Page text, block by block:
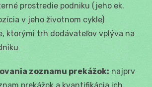
prostredie podniku (jeho ek.
v jeho životnom cykle)
ktorými trh dodávateľov vplýva na
zoznamu prekážok: najprv